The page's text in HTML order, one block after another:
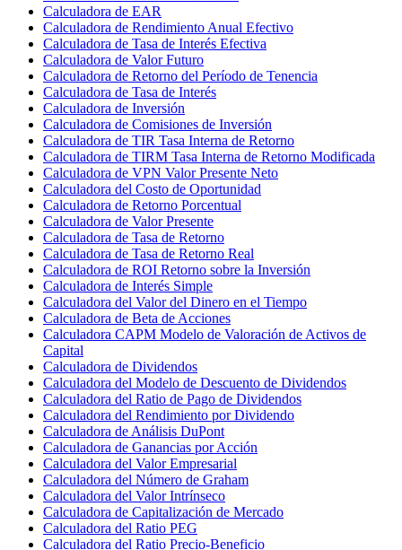
Calculadora de EAR
Calculadora de Rendimiento Anual Efectivo
Calculadora de Tasa de Interés Efectiva
Calculadora de Valor Futuro
Calculadora de Retorno del Período de Tenencia
Calculadora de Tasa de Interés
Calculadora de Inversión
Calculadora de Comisiones de Inversión
Calculadora de TIR Tasa Interna de Retorno
Calculadora de TIRM Tasa Interna de Retorno Modificada
Calculadora de VPN Valor Presente Neto
Calculadora del Costo de Oportunidad
Calculadora de Retorno Porcentual
Calculadora de Valor Presente
Calculadora de Tasa de Retorno
Calculadora de Tasa de Retorno Real
Calculadora de ROI Retorno sobre la Inversión
Calculadora de Interés Simple
Calculadora del Valor del Dinero en el Tiempo
Calculadora de Beta de Acciones
Calculadora CAPM Modelo de Valoración de Activos de
Capital
Calculadora de Dividendos
Calculadora del Modelo de Descuento de Dividendos
Calculadora del Ratio de Pago de Dividendos
Calculadora del Rendimiento por Dividendo
Calculadora de Análisis DuPont
Calculadora de Ganancias por Acción
Calculadora del Valor Empresarial
Calculadora del Número de Graham
Calculadora del Valor Intrínseco
Calculadora de Capitalización de Mercado
Calculadora del Ratio PEG
Calculadora del Ratio Precio-Beneficio